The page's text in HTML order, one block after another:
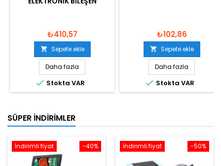
₺410,57
 Sepete ekle
Daha fazla
 Stokta VAR
₺102,86
 Sepete ekle
Daha fazla
 Stokta VAR
SÜPER İNDIRIMLER
-40%
İndirimli fiyat -50%
İndirimli fiyat